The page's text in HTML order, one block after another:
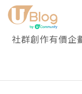
社群創作有價企